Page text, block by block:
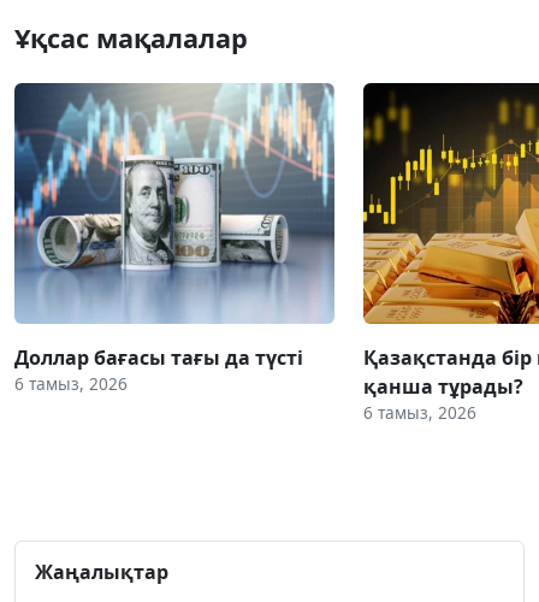
Ұқсас мақалалар
Доллар бағасы тағы да түсті
6 тамыз, 2026
Қазақстанда
қанша тұрады?
6 тамыз, 2026
Жаңалықтар